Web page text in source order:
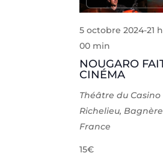
NOUGARO
CINÉMA
5 octobre 2024-21
00 min
Théâtre du Casino
Richelieu,
France
15€